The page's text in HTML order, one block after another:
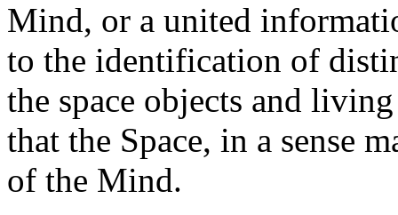
Mind, or a united
to the identification of
the space objects and
that the Space, in a sense
of the Mind.